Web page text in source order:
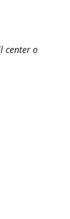
center o